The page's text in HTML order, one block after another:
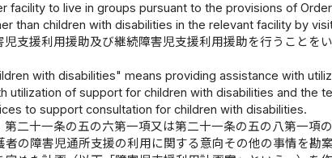
facility to live in groups pursuant to the provisions of
than children with disabilities in the relevant facility by
支援利用援助及び継続障害児支援利用援助を行うことを
with disabilities" means providing assistance with
utilization of support for children with disabilities and the
to support consultation for children with disabilities.
二十一条の五の六第一項又は第二十一条の五の八第一項
の障害児通所支援の利用に関する意向その他の事情を勘